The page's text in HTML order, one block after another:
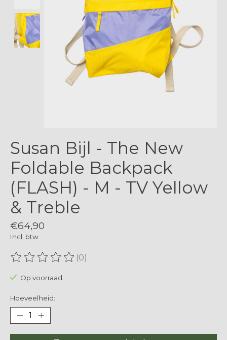
Susan Bijl - The New
Foldable Backpack
(FLASH) - M - TV Yellow
& Treble
€64,90
Incl. btw
De beoordeling van dit product is
(0)
Op voorraad
Hoeveelheid: